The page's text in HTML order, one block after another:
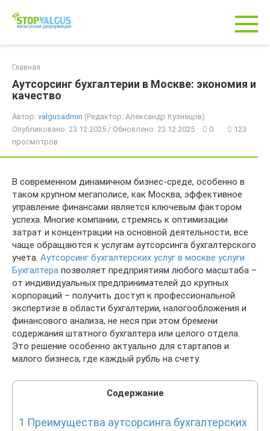
контенту
Главная
Аутсорсинг бухгалтерии в Москве: экономия и
качество
Автор: valgusadmin (Редактор: Александр Кузнецов)
Опубликовано: 23.12.2025 / Обновлено: 23.12.2025
0
123
просмотров
В современном динамичном бизнес-среде, особенно в
таком крупном мегаполисе, как Москва, эффективное
управление финансами является ключевым фактором
успеха. Многие компании, стремясь к оптимизации
затрат и концентрации на основной деятельности, все
чаще обращаются к услугам аутсорсинга бухгалтерского
учета. Аутсорсинг бухгалтерских услуг в москве услуги
Бухгалтера позволяет предприятиям любого масштаба –
от индивидуальных предпринимателей до крупных
корпораций – получить доступ к профессиональной
экспертизе в области бухгалтерии, налогообложения и
финансового анализа, не неся при этом бремени
содержания штатного бухгалтера или целого отдела.
Это решение особенно актуально для стартапов и
малого бизнеса, где каждый рубль на счету.
Содержание
1 Преимущества аутсорсинга бухгалтерских